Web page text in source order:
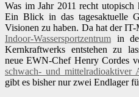
Was im Jahr 2011 recht
Ein Blick in das tagesaktuelle
Visionen zu haben. Da hat der
Indoor-Wassersportzentrum in
Kernkraftwerks entstehen zu
neue EWN-Chef Henry Cordes
schwach- und mittelradioaktiver
gibt es bisher nur zwei Endlager